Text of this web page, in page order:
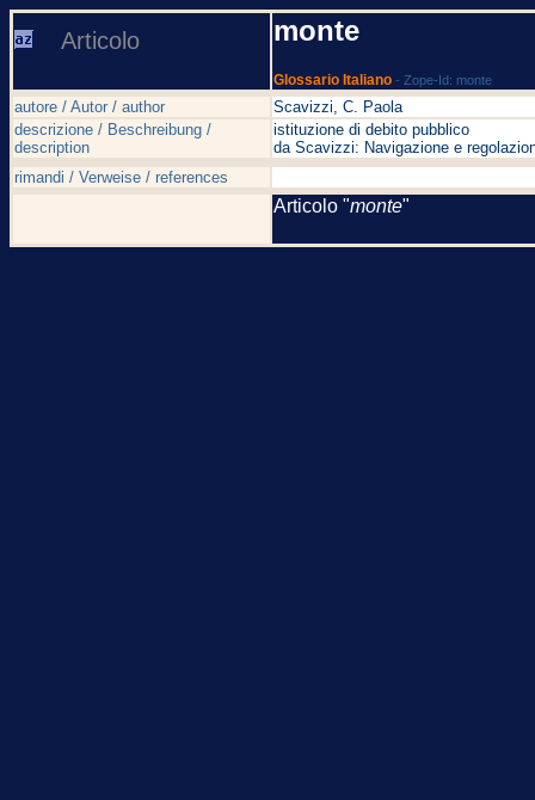
Articolo monte
Glossario Italiano - Zope-Id: monte
autore / Autor / author
Scavizzi, C. Paola
descrizione / Beschreibung /
description
istituzione di debito pubblico
da Scavizzi: Navigazione e
rimandi / Verweise / references
Articolo "monte"